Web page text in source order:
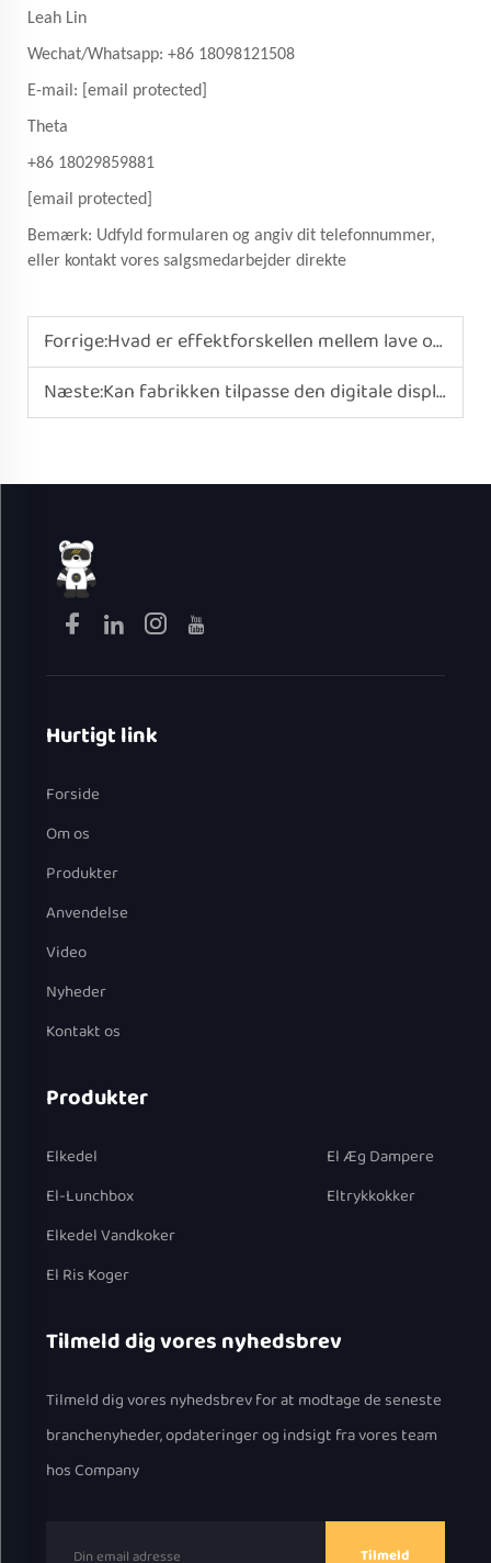
Leah Lin
Wechat/Whatsapp: +86 18098121508
E-mail: [email protected]
Theta
+86 18029859881
[email protected]
Bemærk: Udfyld formularen og angiv dit telefonnummer,
eller kontakt vores salgsmedarbejder direkte
Forrige:Hvad er effektforskellen mellem lave og høje gear på ikke-klistrende elektriske kogepotter?
Næste:Kan fabrikken tilpasse den digitale displaygrænseflade på elektriske risgrydere?
Hurtigt link
Forside
Om os
Produkter
Anvendelse
Video
Nyheder
Kontakt os
Produkter
Elkedel
El-Lunchbox
Elkedel Vandkoker
El Ris Koger
El Æg Dampere
Eltrykkokker
Tilmeld dig vores nyhedsbrev
Tilmeld dig vores nyhedsbrev for at modtage de seneste
branchenyheder, opdateringer og indsigt fra vores team
hos Company
Tilmeld